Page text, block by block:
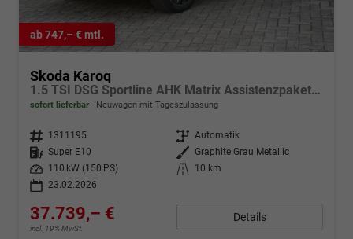
ab 747,– € mtl.
Skoda Karoq
1.5 TSI DSG Sportline AHK Matrix Assistenzpaket Plus Kamera
sofort lieferbar Neuwagen mit Tageszulassung
Fahrzeugnr. 1311195 Getriebe Automatik
Kraftstoff Super E10 Außenfarbe
Graphite Grau Metallic
Leistung
110 kW (150 PS) Kilometerstand
10 km
23.02.2026
37.739,– €
incl. 19% MwSt.
Details